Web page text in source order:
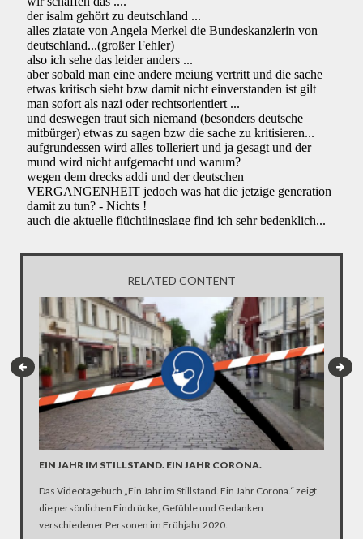
RELATED CONTENT
EIN JAHR IM STILLSTAND. EIN JAHR CORONA.
Das Videotagebuch „Ein Jahr im Stillstand. Ein Jahr Corona.“ zeigt
die persönlichen Eindrücke, Gefühle und Gedanken
verschiedener Personen im Frühjahr 2020.